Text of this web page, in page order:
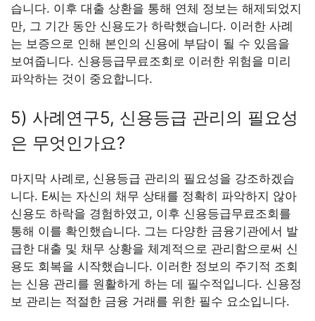
습니다. 이후 대출 상환을 통해 연체 정보는 해제되었지
만, 그 기간 동안 신용도가 하락했습니다. 이러한 사례
는 보증으로 인해 본인의 신용에 부담이 될 수 있음을
보여줍니다. 신용등급무료조회로 이러한 위험을 미리
파악하는 것이 중요합니다.
5) 사례연구5, 신용등급 관리의 필요성
은 무엇인가요?
마지막 사례로, 신용등급 관리의 필요성을 강조하겠습
니다. E씨는 자신의 채무 상태를 정확히 파악하지 않아
신용도 하락을 경험하였고, 이후 신용등급무료조회를
통해 이를 확인했습니다. 그는 다양한 금융기관에서 발
급한 대출 및 채무 상황을 체계적으로 관리함으로써 신
용도 회복을 시작했습니다. 이러한 정보의 주기적 조회
는 신용 관리를 원활하게 하는 데 필수적입니다. 신용정
보 관리는 적절한 금융 거래를 위한 필수 요소입니다.